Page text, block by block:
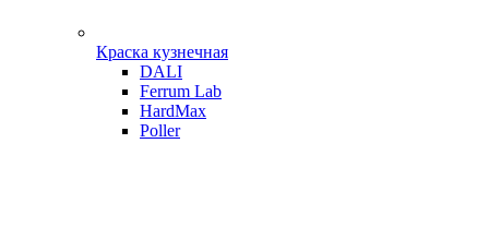
Краска кузнечная
DALI
Ferrum Lab
HardMax
Poller